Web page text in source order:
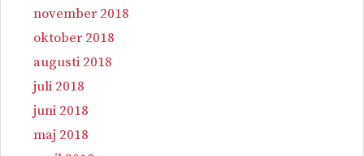
november 2018
oktober 2018
augusti 2018
juli 2018
juni 2018
maj 2018